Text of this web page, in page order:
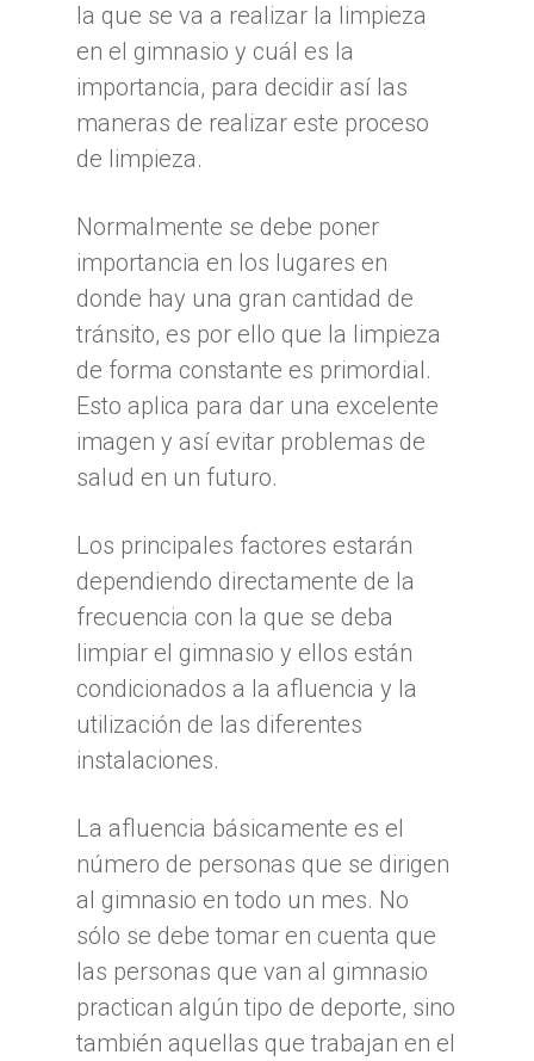
la que se va a realizar la limpieza
en el gimnasio y cuál es la
importancia, para decidir así las
maneras de realizar este proceso
de limpieza.
Normalmente se debe poner
importancia en los lugares en
donde hay una gran cantidad de
tránsito, es por ello que la limpieza
de forma constante es primordial.
Esto aplica para dar una excelente
imagen y así evitar problemas de
salud en un futuro.
Los principales factores estarán
dependiendo directamente de la
frecuencia con la que se deba
limpiar el gimnasio y ellos están
condicionados a la afluencia y la
utilización de las diferentes
instalaciones.
La afluencia básicamente es el
número de personas que se dirigen
al gimnasio en todo un mes. No
sólo se debe tomar en cuenta que
las personas que van al gimnasio
practican algún tipo de deporte, sino
también aquellas que trabajan en el